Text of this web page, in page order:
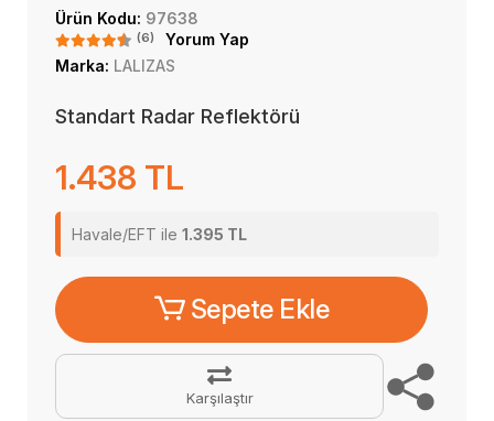
Ürün Kodu: 97638
(6)
Yorum Yap
Marka: LALIZAS
Standart Radar Reflektörü
1.438 TL
Havale/EFT ile 1.395 TL
Sepete Ekle
Karşılaştır